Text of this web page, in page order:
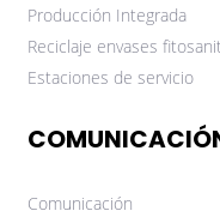
Producción Integrada
Reciclaje envases
Estaciones de servicio
Comunicación